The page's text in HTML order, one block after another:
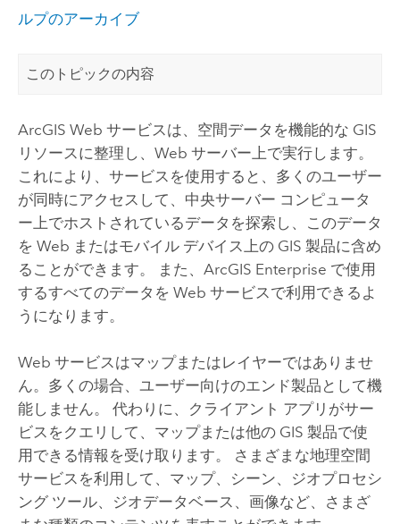
ルプのアーカイブ
このトピックの内容
ArcGIS Web サービスは、空間データを機能的な GIS
リソースに整理し、Web サーバー上で実行します。
これにより、サービスを使用すると、多くのユーザー
が同時にアクセスして、中央サーバー コンピュータ
ー上でホストされているデータを探索し、このデータ
を Web またはモバイル デバイス上の GIS 製品に含め
ることができます。 また、 ArcGIS Enterprise で使用
するすべてのデータを Web サービスで利用できるよ
うになります。
Web サービスはマップまたはレイヤーではありませ
ん。多くの場合、ユーザー向けのエンド製品として機
能しません。 代わりに、クライアント アプリがサー
ビスをクエリして、マップまたは他の GIS 製品で使
用できる情報を受け取ります。 さまざまな地理空間
サービスを利用して、マップ、シーン、ジオプロセシ
ング ツール、ジオデータベース、画像など、さまざ